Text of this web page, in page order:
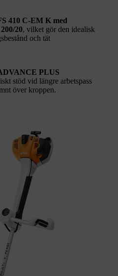
410 C-EM K med
20, vilket gör den idealisk
och tät
PLUS
stöd vid längre arbetspass
över kroppen.